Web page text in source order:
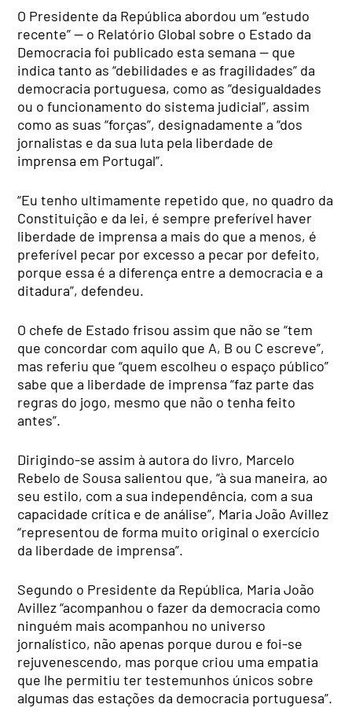
O Presidente da República abordou um “estudo
recente” — o Relatório Global sobre o Estado da
Democracia foi publicado esta semana — que
indica tanto as “debilidades e as fragilidades” da
democracia portuguesa, como as “desigualdades
ou o funcionamento do sistema judicial”, assim
como as suas “forças”, designadamente a “dos
jornalistas e da sua luta pela liberdade de
imprensa em Portugal”.
“Eu tenho ultimamente repetido que, no quadro da
Constituição e da lei, é sempre preferível haver
liberdade de imprensa a mais do que a menos, é
preferível pecar por excesso a pecar por defeito,
porque essa é a diferença entre a democracia e a
ditadura”, defendeu.
O chefe de Estado frisou assim que não se “tem
que concordar com aquilo que A, B ou C escreve”,
mas referiu que “quem escolheu o espaço público”
sabe que a liberdade de imprensa “faz parte das
regras do jogo, mesmo que não o tenha feito
antes”.
Dirigindo-se assim à autora do livro, Marcelo
Rebelo de Sousa salientou que, “à sua maneira, ao
seu estilo, com a sua independência, com a sua
capacidade crítica e de análise”, Maria João Avillez
“representou de forma muito original o exercício
da liberdade de imprensa”.
Segundo o Presidente da República, Maria João
Avillez “acompanhou o fazer da democracia como
ninguém mais acompanhou no universo
jornalístico, não apenas porque durou e foi-se
rejuvenescendo, mas porque criou uma empatia
que lhe permitiu ter testemunhos únicos sobre
algumas das estações da democracia portuguesa”.